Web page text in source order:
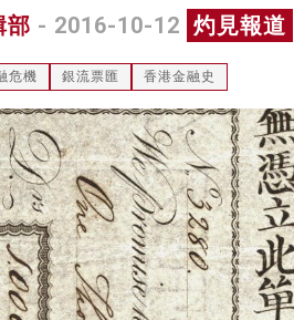
部 - 2016-10-12 灼見報道
危機 銀流票匯 香港金融史